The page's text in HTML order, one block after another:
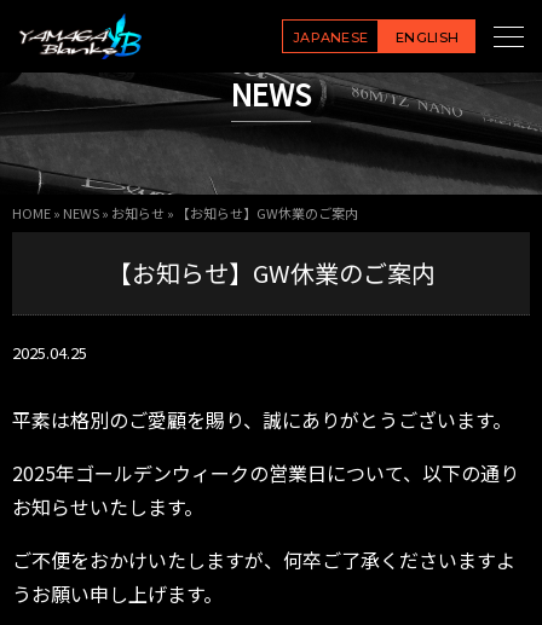
JAPANESE ENGLISH
NEWS
HOME» NEWS» お知らせ » 【お知らせ】GW休業のご案内
【お知らせ】GW休業のご案内
2025.04.25
平素は格別のご愛顧を賜り、誠にありがとうございます。
2025年ゴールデンウィークの営業日について、以下の通り
お知らせいたします。
ご不便をおかけいたしますが、何卒ご了承くださいますよ
うお願い申し上げます。